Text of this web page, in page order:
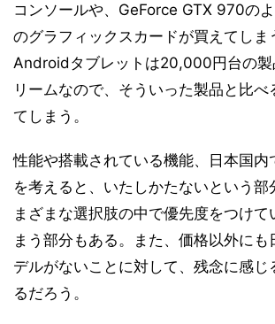
コンソールや、GeForce GTX 970の
のグラフィックスカードが買えてしま
Androidタブレットは20,000円台の製
リームなので、そういった製品と比べ
てしまう。
性能や搭載されている機能、日本国内
を考えると、いたしかたないという部
まざまな選択肢の中で優先度をつけて
まう部分もある。また、価格以外にも
デルがないことに対して、残念に感じ
るだろう。